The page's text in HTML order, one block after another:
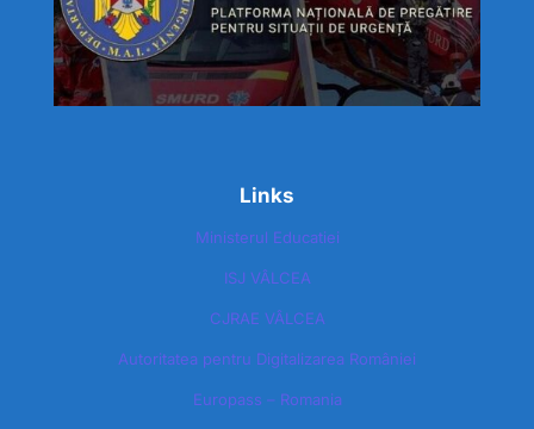
Links
Ministerul Educatiei
ISJ VÂLCEA
CJRAE VÂLCEA
Autoritatea pentru Digitalizarea României​
Europass – Romania